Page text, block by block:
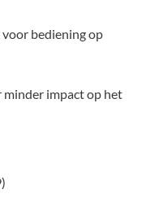
bediening op
impact op het